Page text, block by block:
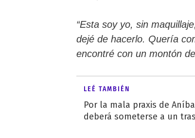
“Esta soy yo, sin
dejé de hacerlo. Quería
encontré con un montón
LEÉ TAMBIÉN
Por la mala praxis de
deberá someterse a un